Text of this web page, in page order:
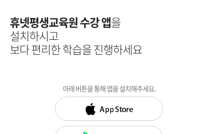
휴넷평생교육원 수강 앱을
설치하시고
보다 편리한 학습을 진행하세요
아래 버튼을 통해 앱을 설치해주세요.